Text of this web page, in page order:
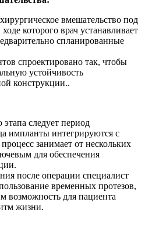
вмешательство под
которого врач устанавливает
спланированные
спроектировано так, чтобы
устойчивость
конструкции..
следует период
импланты интегрируются с
занимает от нескольких
для обеспечения
после операции специалист
временных протезов,
возможность для пациента
жизни.